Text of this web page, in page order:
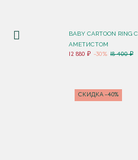
BABY CARTOON RING С
АМЕТИСТОМ
12 880 ₽ -30% 18 400 ₽
СКИДКА -40%